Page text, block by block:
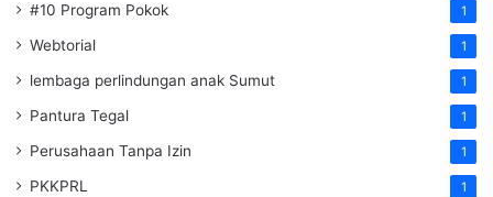
#10 Program Pokok 1
Webtorial 1
lembaga perlindungan anak Sumut 1
Pantura Tegal 1
Perusahaan Tanpa Izin 1
PKKPRL 1